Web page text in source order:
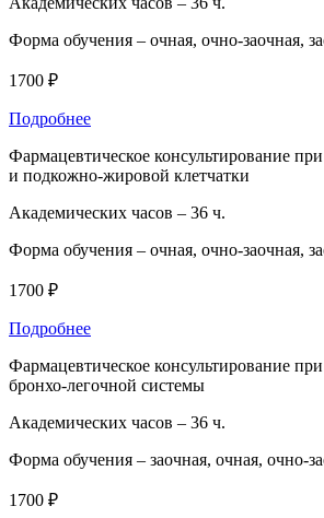
Форма обучения – очная, очно-заочная,
1700 ₽
Подробнее
Фармацевтическое консультирование
и подкожно-жировой клетчатки
Академических часов – 36 ч.
Форма обучения – очная, очно-заочная,
1700 ₽
Подробнее
Фармацевтическое консультирование
бронхо-легочной системы
Академических часов – 36 ч.
Форма обучения – заочная, очная, очно-
1700 ₽